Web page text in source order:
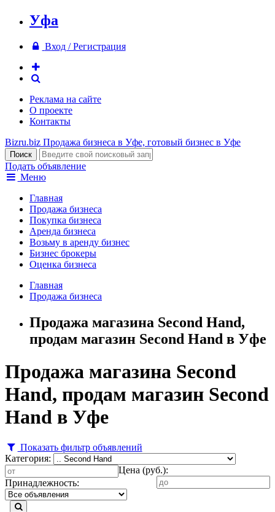
Уфа
Вход / Регистрация
Реклама на сайте
О проекте
Контакты
Bizru.biz Продажа бизнеса в Уфе, готовый бизнес в Уфе
Подать объявление
Меню
Главная
Продажа бизнеса
Покупка бизнеса
Аренда бизнеса
Возьму в аренду бизнес
Бизнес брокеры
Оценка бизнеса
Главная
Продажа бизнеса
Продажа магазина Second Hand,
продам магазин Second Hand в Уфе
Продажа магазина Second
Hand, продам магазин Second
Hand в Уфе
Показать фильтр объявлений
Категория:
Цена (руб.):
Принадлежность: